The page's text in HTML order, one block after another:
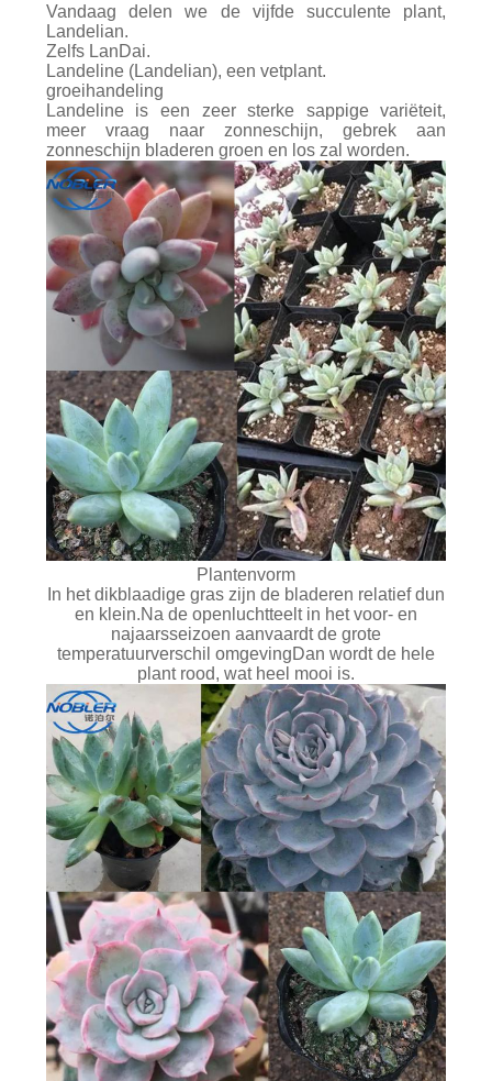
Vandaag delen we de vijfde succulente plant,
Landelian.
Zelfs LanDai.
Landeline (Landelian), een vetplant.
groeihandeling
Landeline is een zeer sterke sappige variëteit,
meer vraag naar zonneschijn, gebrek aan
zonneschijn bladeren groen en los zal worden.
Plantenvorm
In het dikblaadige gras zijn de bladeren relatief dun
en klein.Na de openluchtteelt in het voor- en
najaarsseizoen aanvaardt de grote
temperatuurverschil omgevingDan wordt de hele
plant rood, wat heel mooi is.